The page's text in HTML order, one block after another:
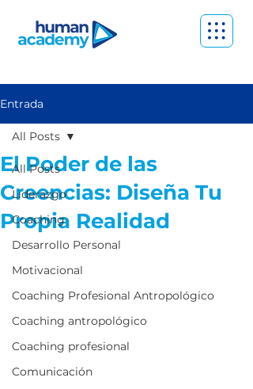
Entrada
All Posts
Liderazgo
Coaching
Desarrollo Personal
Motivacional
Coaching Profesional Antropológico
Coaching antropológico
Coaching profesional
Comunicación
All Posts
El Poder de las
Creencias: Diseña Tu
Propia Realidad